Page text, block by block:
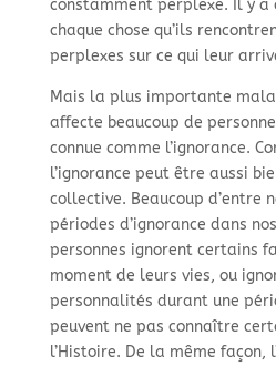
constamment perplexe. Il y a
chaque chose qu’ils
perplexes sur ce qui leur
Mais la plus importante
affecte beaucoup de
connue comme l’ignorance.
l’ignorance peut être aussi
collective. Beaucoup d’entre
périodes d’ignorance dans
personnes ignorent certains
moment de leurs vies, ou
personnalités durant une
peuvent ne pas connaître
l’Histoire. De la même façon,